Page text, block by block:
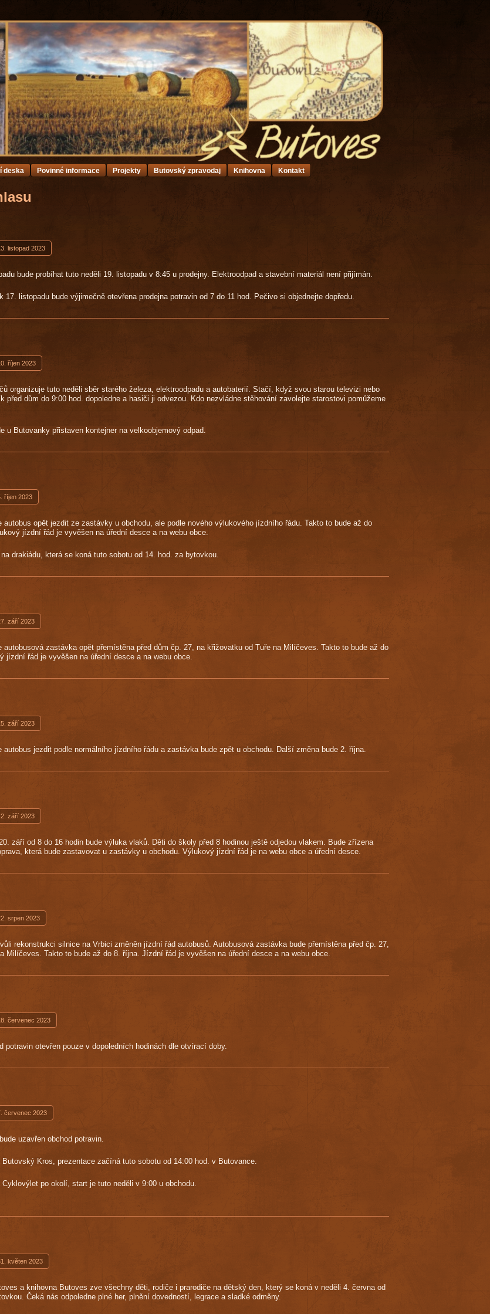
deska Povinné informace Projekty Butovský zpravodaj Knihovna Kontakt
listopad 2023
bude probíhat tuto neděli 19. listopadu v 8:45 u prodejny. Elektroodpad a stavební materiál není přijímán.
17. listopadu bude výjimečně otevřena prodejna potravin od 7 do 11 hod. Pečivo si objednejte dopředu.
říjen 2023
organizuje tuto neděli sběr starého železa, elektroodpadu a autobaterií. Stačí, když svou starou televizi nebo
před dům do 9:00 hod. dopoledne a hasiči ji odvezou. Kdo nezvládne stěhování zavolejte starostovi pomůžeme
u Butovanky přistaven kontejner na velkoobjemový odpad.
říjen 2023
autobus opět jezdit ze zastávky u obchodu, ale podle nového výlukového jízdního řádu. Takto to bude až do
jízdní řád je vyvěšen na úřední desce a na webu obce.
drakiádu, která se koná tuto sobotu od 14. hod. za bytovkou.
září 2023
autobusová zastávka opět přemístěna před dům čp. 27, na křižovatku od Tuře na Milíčeves. Takto to bude až do
jízdní řád je vyvěšen na úřední desce a na webu obce.
září 2023
autobus jezdit podle normálního jízdního řádu a zastávka bude zpět u obchodu. Další změna bude 2. října.
září 2023
září od 8 do 16 hodin bude výluka vlaků. Děti do školy před 8 hodinou ještě odjedou vlakem. Bude zřízena
která bude zastavovat u zastávky u obchodu. Výlukový jízdní řád je na webu obce a úřední desce.
srpen 2023
rekonstrukci silnice na Vrbici změněn jízdní řád autobusů. Autobusová zastávka bude přemístěna před čp. 27,
Milíčeves. Takto to bude až do 8. října. Jízdní řád je vyvěšen na úřední desce a na webu obce.
červenec 2023
potravin otevřen pouze v dopoledních hodinách dle otvírací doby.
červenec 2023
uzavřen obchod potravin.
Kros, prezentace začíná tuto sobotu od 14:00 hod. v Butovance.
po okolí, start je tuto neděli v 9:00 u obchodu.
květen 2023
a knihovna Butoves zve všechny děti, rodiče i prarodiče na dětský den, který se koná v neděli 4. června od
Čeká nás odpoledne plné her, plnění dovedností, legrace a sladké odměny.